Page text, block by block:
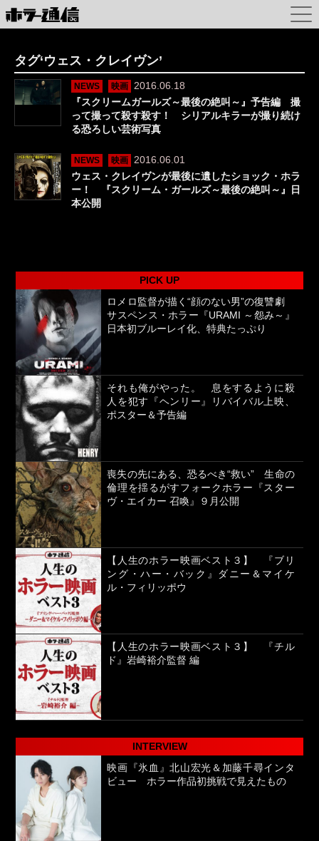
タグ‘ウェス・クレイヴン’
NEWS 映画
2016.06.18
『スクリームガールズ～最後の絶叫～』予告編 撮
って撮って殺す殺す！ シリアルキラーが撮り続け
る恐ろしい芸術写真
NEWS 映画
2016.06.01
ウェス・クレイヴンが最後に遺したショック・ホラ
ー！ 『スクリーム・ガールズ～最後の絶叫～』日
本公開
PICK UP
ロメロ監督が描く“顔のない男”の復讐劇
サスペンス・ホラー『URAMI ～怨み～』
日本初ブルーレイ化、特典たっぷり
それも俺がやった。 息をするように殺
人を犯す『ヘンリー』リバイバル上映、
ポスター＆予告編
喪失の先にある、恐るべき“救い” 生命の
倫理を揺るがすフォークホラー『スター
ヴ・エイカー 召喚』９月公開
【人生のホラー映画ベスト３】 『ブリ
ング・ハー・バック』ダニー＆マイケ
ル・フィリッポウ
【人生のホラー映画ベスト３】 『チル
ド』岩崎裕介監督 編
INTERVIEW
映画『氷血』北山宏光＆加藤千尋インタ
ビュー ホラー作品初挑戦で見えたもの